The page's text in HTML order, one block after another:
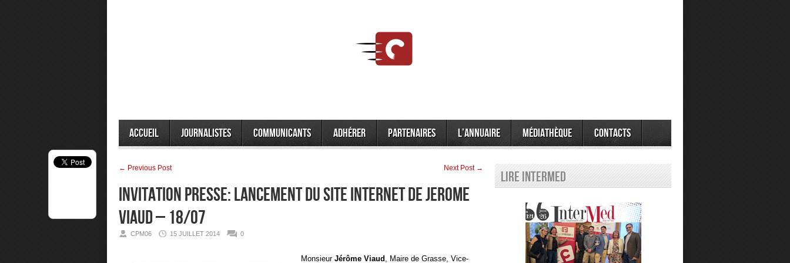
Accueil Journalistes Communicants Adhérer Partenaires L’annuaire Médiathèque Contacts
← Previous Post Next Post →
INVITATION PRESSE: LANCEMENT DU SITE INTERNET DE JEROME
VIAUD – 18/07
CPM06 15 JUILLET 2014 0
Monsieur Jérôme Viaud , Maire de Grasse, Vice-
Lire Intermed